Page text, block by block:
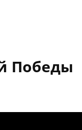
Победы